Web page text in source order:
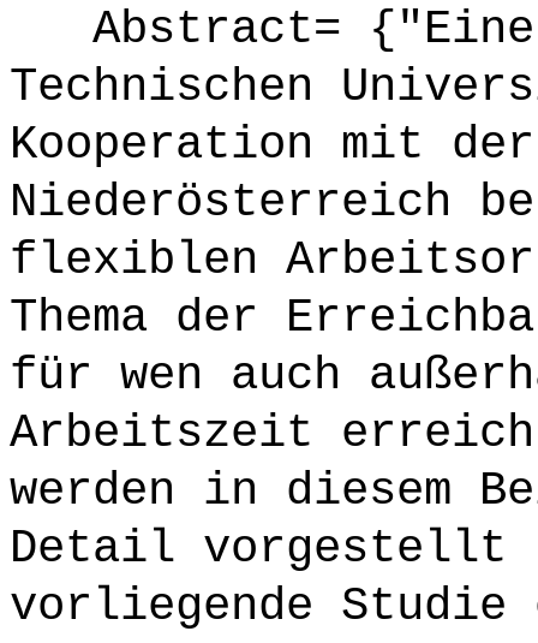
Abstract= {"Eine
Technischen
Kooperation mit
Niederösterreich
flexiblen
Thema der
für wen auch
Arbeitszeit
werden in diesem
Detail vorgestellt
vorliegende